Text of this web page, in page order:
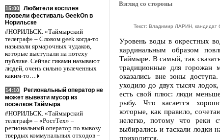
15:00
Любители косплея
провели фестиваль GeekOn в
Норильске
#НОРИЛЬСК. «Таймырский
телеграф» – Словом geek когда-то
называли ярмарочных чудаков,
которые выступали на потеху
публике. Сейчас гиками называют
людей, очень сильно увлеченных
каким-то…
14:10
Региональный оператор не
может вывезти мусор из
поселков Таймыра
#НОРИЛЬСК. «Таймырский
телеграф» – «РостТех» –
региональный оператор по вывозу
твердых коммунальных отходов –
Взгляд со стороны
Текст: Владимир ЛАРИН, кандидат
Уровень воды в окрестных
кардинальным образом
Таймыре. В самый, так
традиционные для горожан
оказались вне зоны
уходило до двух тысяч
есть свой плюс: люди
рыбу. Что касается
которые, как правило,
нелегко, потому что реки
выбирались и таскали лодки
приходится.